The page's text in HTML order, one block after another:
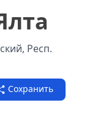
Респ.
Сохранить